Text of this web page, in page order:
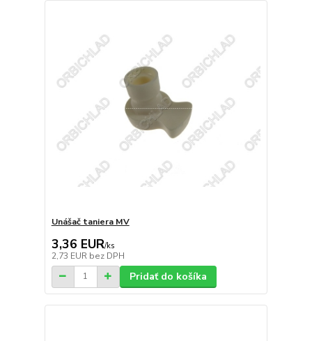
Unášač taniera MV
3,36 EUR/ks
2,73 EUR bez DPH
Pridať do košíka